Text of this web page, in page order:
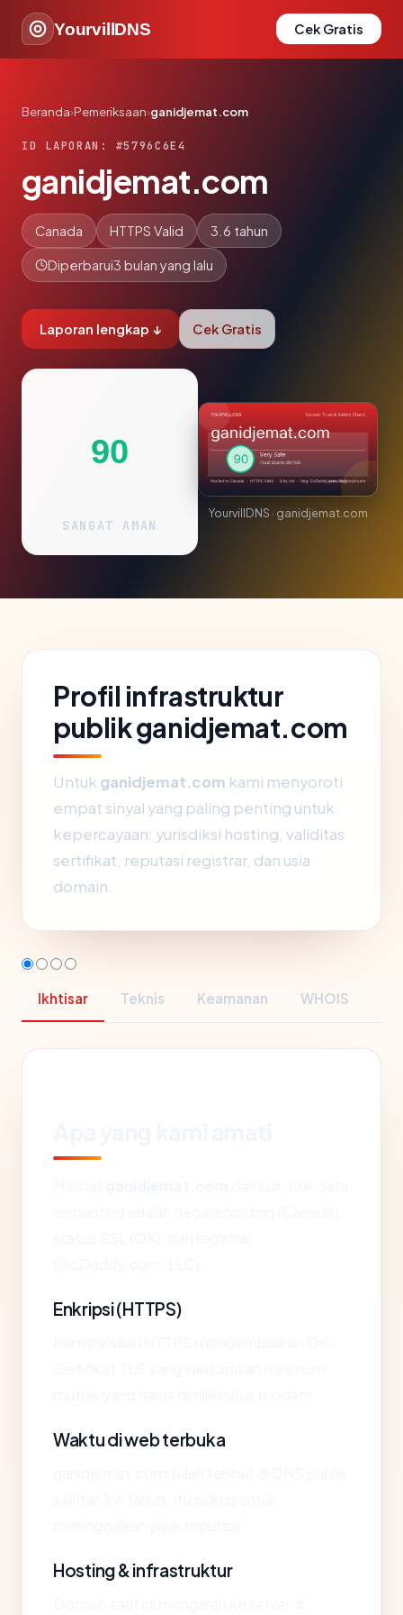
YourvillDNS Cek Gratis
Beranda›Pemeriksaan›ganidjemat.com
ID LAPORAN: #5796C6E4
ganidjemat.com
Canada HTTPS Valid 3.6 tahun
Diperbarui3 bulan yang lalu
Laporan lengkap ↓ Cek Gratis
90
SANGAT AMAN
YourvillDNS · ganidjemat.com
Profil infrastruktur
publik ganidjemat.com
Untuk ganidjemat.com kami menyoroti
empat sinyal yang paling penting untuk
kepercayaan: yurisdiksi hosting, validitas
sertifikat, reputasi registrar, dan usia
domain.
Ikhtisar Teknis Keamanan WHOIS
Enkripsi (HTTPS)
Waktu di web terbuka
Hosting & infrastruktur